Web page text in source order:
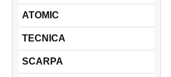
ATOMIC
TECNICA
SCARPA